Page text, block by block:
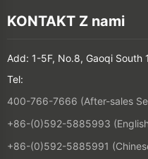
KONTAKT Z nami
Add: 1-5F, No.8, Gaoqi South
Tel:
400-766-7666 (After-sales
+86-(0)592-5885993
+86-(0)592-5885991